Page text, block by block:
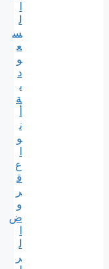
ل
س
ع
و
د
ي
ة
ن
و
ع
ق
ر
و
ض
ل
ر